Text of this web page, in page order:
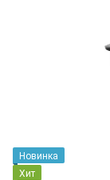
Новинка
Хит